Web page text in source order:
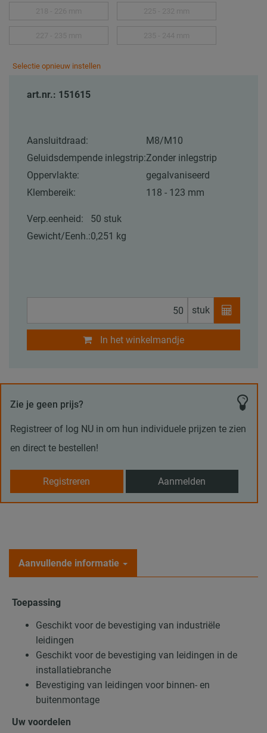
Selectie opnieuw instellen
art.nr.: 151615
Aansluitdraad:
M8/M10
Geluidsdempende inlegstrip:Zonder inlegstrip
Oppervlakte:
gegalvaniseerd
Klembereik:
118 - 123 mm
Verp.eenheid:
50 stuk
Gewicht/Eenh.:0,251 kg
stuk
In het winkelmandje
Zie je geen prijs?
Registreer of log NU in om hun individuele prijzen te zien
en direct te bestellen!
Registreren Aanmelden
Aanvullende informatie
Toepassing
Geschikt voor de bevestiging van industriële
leidingen
Geschikt voor de bevestiging van leidingen in de
installatiebranche
Bevestiging van leidingen voor binnen- en
buitenmontage
Uw voordelen